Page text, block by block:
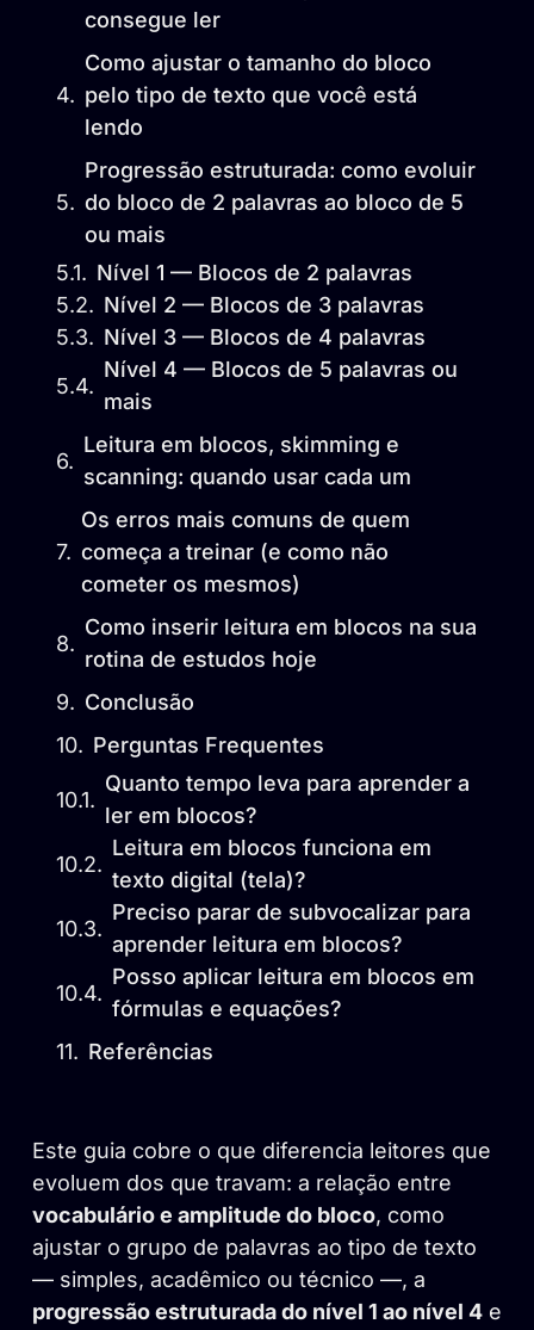
consegue ler
Como ajustar o tamanho do bloco
pelo tipo de texto que você está
lendo
Progressão estruturada: como evoluir
do bloco de 2 palavras ao bloco de 5
ou mais
Nível 1 — Blocos de 2 palavras
Nível 2 — Blocos de 3 palavras
Nível 3 — Blocos de 4 palavras
Nível 4 — Blocos de 5 palavras ou
mais
Leitura em blocos, skimming e
scanning: quando usar cada um
Os erros mais comuns de quem
começa a treinar (e como não
cometer os mesmos)
Como inserir leitura em blocos na sua
rotina de estudos hoje
Conclusão
Perguntas Frequentes
Quanto tempo leva para aprender a
ler em blocos?
Leitura em blocos funciona em
texto digital (tela)?
Preciso parar de subvocalizar para
aprender leitura em blocos?
Posso aplicar leitura em blocos em
fórmulas e equações?
Referências
Este guia cobre o que diferencia leitores que
evoluem dos que travam: a relação entre
vocabulário e amplitude do bloco, como
ajustar o grupo de palavras ao tipo de texto
— simples, acadêmico ou técnico —, a
progressão estruturada do nível 1 ao nível 4 e